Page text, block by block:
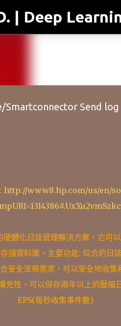
| Deep
Smartconnector Send
http://www8.hp.com/us/en/
體化日誌管理解決方案，它可
儲資料庫。主要功能: 綜合的日
安全法規需求，可以安全地收
充性，可以保存兩年以上的壓
EPS(每秒收集事件數)